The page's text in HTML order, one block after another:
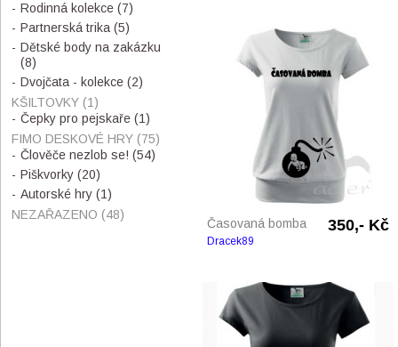
Časovaná bomba 350,- Kč
Dracek89
Rodinná kolekce (7)
Partnerská trika (5)
Dětské body na zakázku
(8)
Dvojčata - kolekce (2)
KŠILTOVKY (1)
Čepky pro pejskaře (1)
FIMO DESKOVÉ HRY (75)
Člověče nezlob se! (54)
Piškvorky (20)
Autorské hry (1)
NEZAŘAZENO (48)